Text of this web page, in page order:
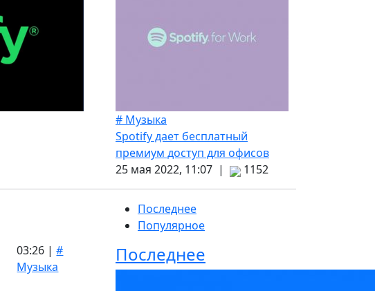
# Музыка
Spotify дает бесплатный
премиум доступ для офисов
25 мая 2022, 11:07 |
1152
03:26 |#
Музыка
Последнее
Популярное
Последнее